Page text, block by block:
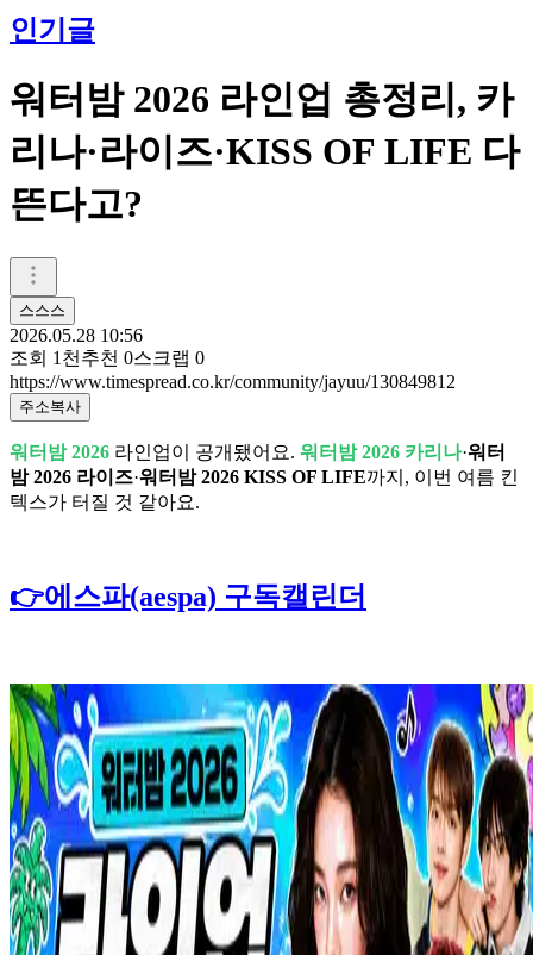
인기글
워터밤 2026 라인업 총정리, 카
리나·라이즈·KISS OF LIFE 다
뜬다고?
스스스
2026.05.28 10:56
조회 1천 추천 0스크랩 0
https://www.timespread.co.kr/community/jayuu/130849812
주소복사
워터밤 2026 라인업이 공개됐어요. 워터밤 2026 카리나·워터
밤 2026 라이즈·워터밤 2026 KISS OF LIFE까지, 이번 여름 킨
텍스가 터질 것 같아요.
👉에스파(aespa) 구독캘린더